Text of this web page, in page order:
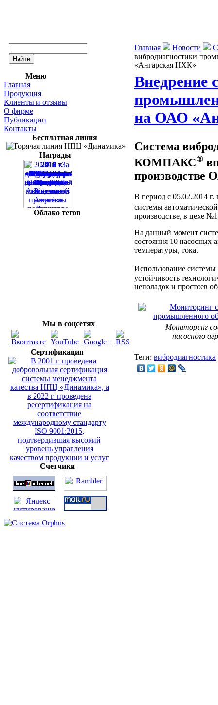
Меню
Главная
Продукция
Клиенты и отзывы
О фирме
Публикации
Контакты
Бесплатная линия
Награды
Облако тегов
Мы в соцсетях
Сертификация
Счетчики
Главная Новости
вибродиагностики
«Ангарская НХК»
Внедрение
на ОАО
Система
КОМПАКС®
производстве
В период с 05.02.2014
системы
производстве, в цехе
На данный момент
состояния 10 насосных
температуры, тока.
Использование
устойчивость
неполадок и простоев
Мониторинг
насосного
Теги: вибродиагностика